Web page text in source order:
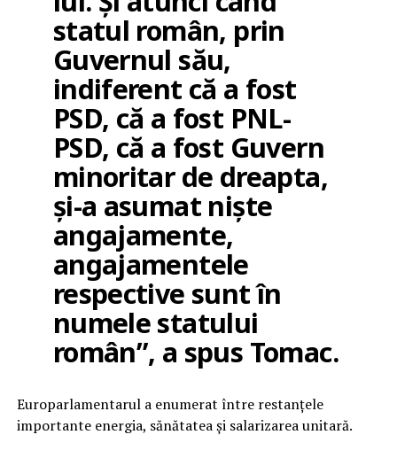
statul român, prin
Guvernul său,
indiferent că a fost
PSD, că a fost PNL-
PSD, că a fost Guvern
minoritar de dreapta,
și-a asumat niște
angajamente,
angajamentele
respective sunt în
numele statului
român”, a spus Tomac.
Europarlamentarul a enumerat între restanțele
importante energia, sănătatea și salarizarea unitară.